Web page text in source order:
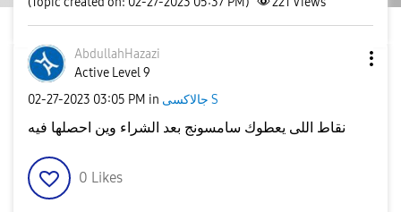
AbdullahHazazi
Active Level 9
‎02-27-2023 03:05 PM in جالاكسى S
0 Likes